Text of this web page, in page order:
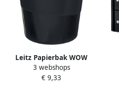
Leitz Papierbak WOW
15liter zwart
3 webshops
€ 9,33